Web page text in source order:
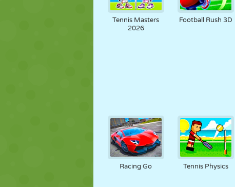
Tennis Masters
2026
Football Rush 3D
Racing Go Tennis Physics